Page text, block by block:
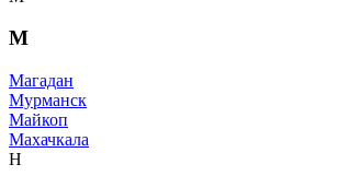
М
Магадан
Мурманск
Майкоп
Махачкала
Н